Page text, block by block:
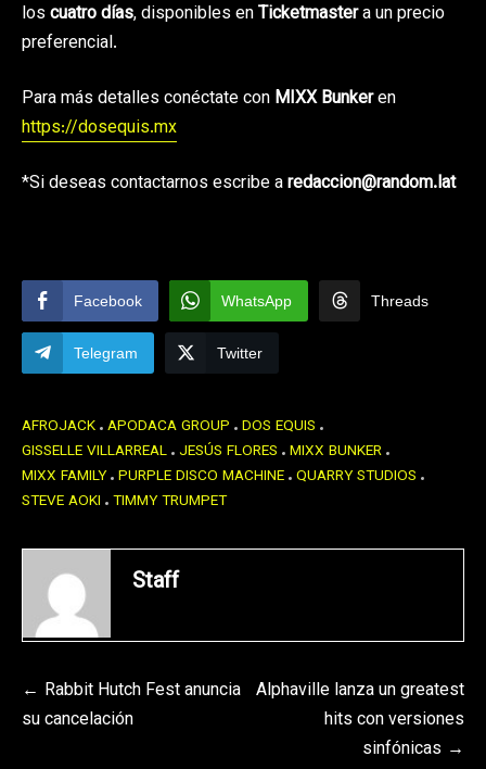
los cuatro días, disponibles enTicketmastera un precio
preferencial.
Para más detalles conéctate con MIXX Bunkeren
https://dosequis.mx
*Si deseas contactarnos escribe aredaccion@random.lat
Facebook WhatsApp Threads
Telegram Twitter
AFROJACK APODACA GROUP DOS EQUIS
GISSELLE VILLARREAL JESÚS FLORES MIXX BUNKER
MIXX FAMILY PURPLE DISCO MACHINE QUARRY STUDIOS
STEVE AOKI TIMMY TRUMPET
Staff
Navegación
de
Rabbit Hutch Fest anuncia
su cancelación
Alphaville lanza un greatest
hits con versiones
sinfónicas